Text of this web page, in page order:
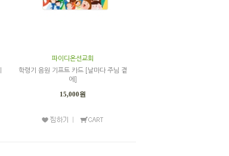
파이디온선교회
학령기 음원 기프트 카드 [날마다 주님 곁
에]
15,000원